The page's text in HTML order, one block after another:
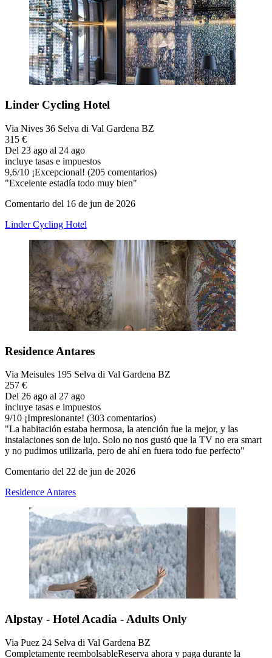
Linder Cycling Hotel
Via Nives 36 Selva di Val Gardena BZ
315 €
Del 23 ago al 24 ago
incluye tasas e impuestos
9,6/10 ¡Excepcional! (205 comentarios)
"Excelente estadía todo muy bien"
Comentario del 16 de jun de 2026
Linder Cycling Hotel
Residence Antares
Via Meisules 195 Selva di Val Gardena BZ
257 €
Del 26 ago al 27 ago
incluye tasas e impuestos
9/10 ¡Impresionante! (303 comentarios)
"La habitación estaba hermosa, la atención fue la mejor, y las
instalaciones son de lujo. Solo no nos gustó que la TV no era smart
y no pudimos utilizarla, pero de ahí en fuera todo fue perfecto"
Comentario del 22 de jun de 2026
Residence Antares
Alpstay - Hotel Acadia - Adults Only
Via Puez 24 Selva di Val Gardena BZ
Completamente reembolsableReserva ahora y paga durante la